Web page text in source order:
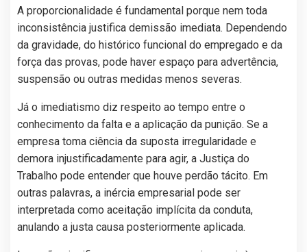
A proporcionalidade é fundamental porque nem toda
inconsistência justifica demissão imediata. Dependendo
da gravidade, do histórico funcional do empregado e da
força das provas, pode haver espaço para advertência,
suspensão ou outras medidas menos severas.
Já o imediatismo diz respeito ao tempo entre o
conhecimento da falta e a aplicação da punição. Se a
empresa toma ciência da suposta irregularidade e
demora injustificadamente para agir, a Justiça do
Trabalho pode entender que houve perdão tácito. Em
outras palavras, a inércia empresarial pode ser
interpretada como aceitação implícita da conduta,
anulando a justa causa posteriormente aplicada.